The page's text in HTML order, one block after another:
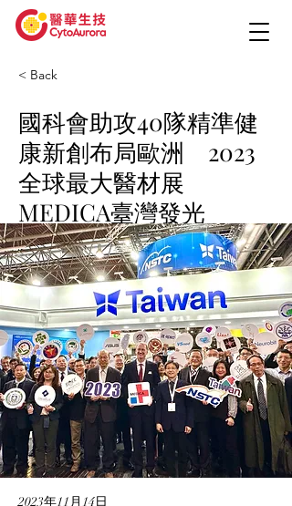
< Back
國科會助攻40隊精準健
康新創布局歐洲 2023
全球最大醫材展
MEDICA臺灣發光
2023年11月14日